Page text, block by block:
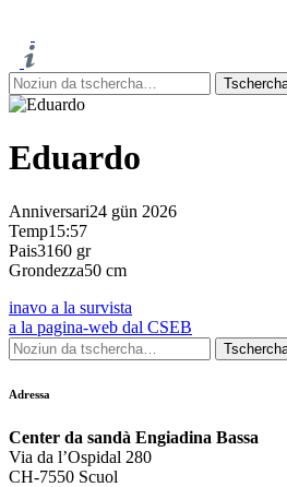
Eduardo
Anniversari24 gün 2026
Temp15:57
Pais3160 gr
Grondezza50 cm
inavo a la survista
a la pagina-web dal CSEB
Adressa
Center da sandà Engiadina Bassa
Via da l’Ospidal 280
CH-7550 Scuol